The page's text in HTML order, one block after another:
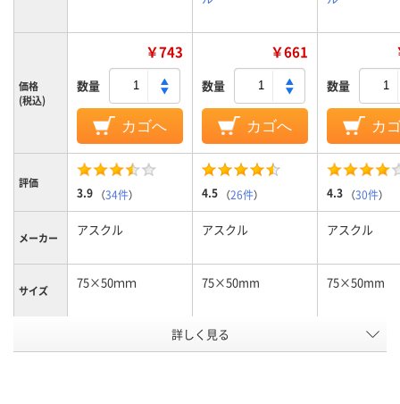
価格
(税込)
￥743
数量
カゴへ
￥661
数量
カゴへ
数量
カ
評価
3.9 （34件） 4.5 （26件） 4.3 （30件）
メーカー アスクル アスクル アスクル
サイズ 75×50ｍｍ 75×50mm 75×50mm
パステルカラー ビビッドカ
詳しく見る